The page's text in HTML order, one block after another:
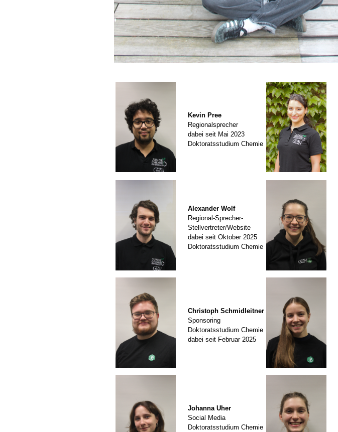
Kevin Pree
Regionalsprecher
dabei seit Mai 2023
Doktoratsstudium Chemie
Alexander Wolf
Regional-Sprecher-
Stellvertreter/Website
dabei seit Oktober 2025
Doktoratsstudium Chemie
Christoph Schmidleitner
Sponsoring
Doktoratsstudium Chemie
dabei seit Februar 2025
Johanna Uher
Social Media
Doktoratsstudium Chemie